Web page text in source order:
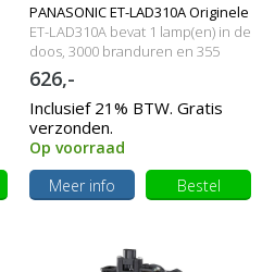
PANASONIC ET-LAD310A Originele
lampmodule
ET-LAD310A bevat 1 lamp(en) in de
doos, 3000 branduren en 355
Watt
626,-
Inclusief 21% BTW. Gratis
verzonden.
Op voorraad
Meer info
Bestel